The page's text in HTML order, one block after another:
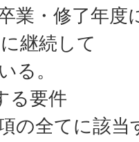
・修了年度
継続して
。
る要件
全てに該当